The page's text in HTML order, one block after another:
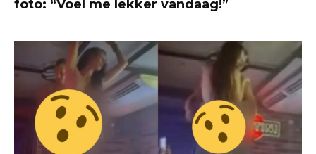
foto: “Voel me lekker vandaag!”